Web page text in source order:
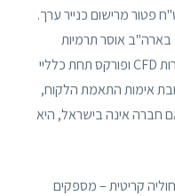
פטור מרישום כנייר ערך.
כך, ה-Commodity Exchange Act בארה"ב אוסר תרמיות
אימות התאמת הלקוח,
חברה אינה בישראל, היא
קריטית – מספקים